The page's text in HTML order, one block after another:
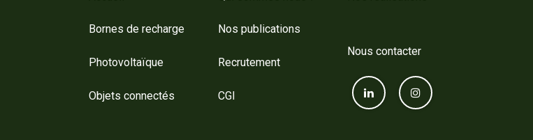
Bornes de recharge
Photovoltaïque
Objets connectés
Nos publications
Recrutement
CGI
Nous contacter